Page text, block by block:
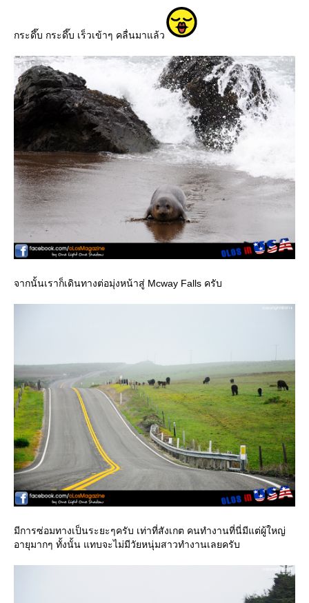
กระดึ๊บ กระดึ๊บ เร็วเข้าๆ คลื่นมาแล้ว
จากนั้นเราก็เดินทางต่อมุ่งหน้าสู่ Mcway Falls ครับ
มีการซ่อมทางเป็นระยะๆครับ เท่าที่สังเกต คนทำงานที่นี่มีแต่ผู้ใหญ่
อายุมากๆ ทั้งนั้น แทบจะไม่มีวัยหนุ่มสาวทำงานเลยครับ